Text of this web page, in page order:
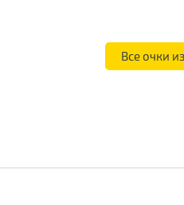
Все очки